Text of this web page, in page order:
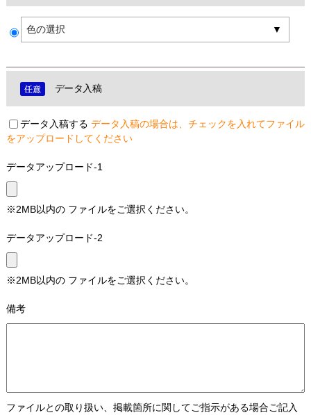
色の選択
データ入稿
データ入稿する データ入稿の場合は、チェックを入れてファイル
をアップロードしてください
データアップロード-1
※2MB以内の ファイルをご選択ください。
データアップロード-2
※2MB以内の ファイルをご選択ください。
備考
ファイルとの取り扱い、掲載箇所に関してご指示がある場合ご記入